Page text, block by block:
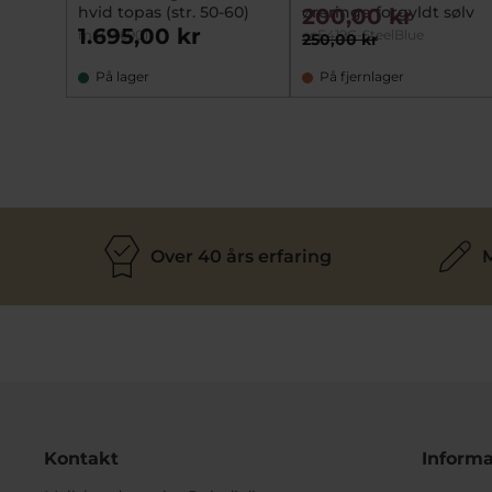
hvid topas (str. 50-60)
mz3146901
1.695,00 kr
På lager
øreringe forgyldt sølv
ecE419G-SteelBlue
250,00 kr
200,00 kr
På fjernlager
Over 40 års erfaring
Kontakt